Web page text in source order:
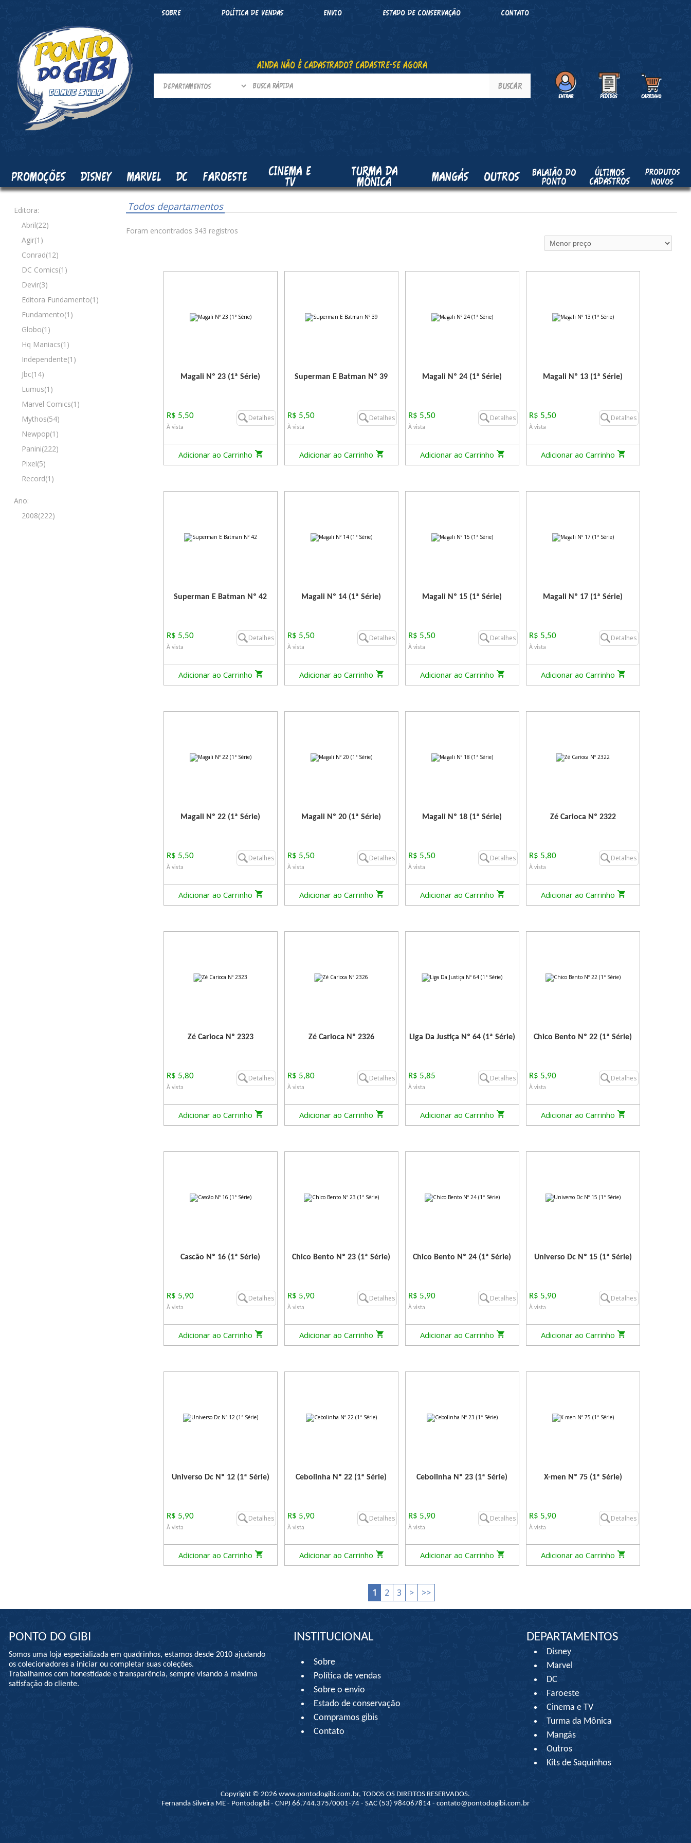
SOBRE POLÍTICA DE VENDAS ENVIO ESTADO DE CONSERVAÇÃO CONTATO
AINDA NÃO É CADASTRADO? CADASTRE-SE AGORA
PROMOÇÕES DISNEY MARVEL DC FAROESTE CINEMA E
TV
TURMA DA
MÔNICA MANGÁS OUTROS BALAIÃO DO
PONTO
ÚLTIMOS
CADASTROS
PRODUTOS
NOVOS
Editora:
Abril(22)
Agir(1)
Conrad(12)
DC Comics(1)
Devir(3)
Editora Fundamento(1)
Fundamento(1)
Globo(1)
Hq Maniacs(1)
Independente(1)
Jbc(14)
Lumus(1)
Marvel Comics(1)
Mythos(54)
Newpop(1)
Panini(222)
Pixel(5)
Record(1)
Ano:
2008(222)
Todos departamentos
Foram encontrados 343 registros
Magali Nº 23 (1ª Série)
R$ 5,50
À vista
Detalhes
Adicionar ao Carrinho
Superman E Batman Nº 39
R$ 5,50
À vista
Detalhes
Adicionar ao Carrinho
Magali Nº 24 (1ª Série)
R$ 5,50
À vista
Detalhes
Adicionar ao Carrinho
Magali Nº 13 (1ª Série)
R$ 5,50
À vista
Detalhes
Adicionar ao Carrinho
Superman E Batman Nº 42
R$ 5,50
À vista
Detalhes
Adicionar ao Carrinho
Magali Nº 14 (1ª Série)
R$ 5,50
À vista
Detalhes
Adicionar ao Carrinho
Magali Nº 15 (1ª Série)
R$ 5,50
À vista
Detalhes
Adicionar ao Carrinho
Magali Nº 17 (1ª Série)
R$ 5,50
À vista
Detalhes
Adicionar ao Carrinho
Magali Nº 22 (1ª Série)
R$ 5,50
À vista
Detalhes
Adicionar ao Carrinho
Magali Nº 20 (1ª Série)
R$ 5,50
À vista
Detalhes
Adicionar ao Carrinho
Magali Nº 18 (1ª Série)
R$ 5,50
À vista
Detalhes
Adicionar ao Carrinho
Zé Carioca Nº 2322
R$ 5,80
À vista
Detalhes
Adicionar ao Carrinho
Zé Carioca Nº 2323
R$ 5,80
À vista
Detalhes
Adicionar ao Carrinho
Zé Carioca Nº 2326
R$ 5,80
À vista
Detalhes
Adicionar ao Carrinho
Liga Da Justiça Nº 64 (1ª Série)
R$ 5,85
À vista
Detalhes
Adicionar ao Carrinho
Chico Bento Nº 22 (1ª Série)
R$ 5,90
À vista
Detalhes
Adicionar ao Carrinho
Cascão Nº 16 (1ª Série)
R$ 5,90
À vista
Detalhes
Adicionar ao Carrinho
Chico Bento Nº 23 (1ª Série)
R$ 5,90
À vista
Detalhes
Adicionar ao Carrinho
Chico Bento Nº 24 (1ª Série)
R$ 5,90
À vista
Detalhes
Adicionar ao Carrinho
Universo Dc Nº 15 (1ª Série)
R$ 5,90
À vista
Detalhes
Adicionar ao Carrinho
Universo Dc Nº 12 (1ª Série)
R$ 5,90
À vista
Detalhes
Adicionar ao Carrinho
Cebolinha Nº 22 (1ª Série)
R$ 5,90
À vista
Detalhes
Adicionar ao Carrinho
Cebolinha Nº 23 (1ª Série)
R$ 5,90
À vista
Detalhes
Adicionar ao Carrinho
X-men Nº 75 (1ª Série)
R$ 5,90
À vista
Detalhes
Adicionar ao Carrinho
1 2 3 > >>
PONTO DO GIBI
Somos uma loja especializada em quadrinhos, estamos desde 2010 ajudando
os colecionadores a iniciar ou completar suas coleções.
Trabalhamos com honestidade e transparência, sempre visando à máxima
satisfação do cliente.
INSTITUCIONAL
Sobre
Política de vendas
Sobre o envio
Estado de conservação
Compramos gibis
Contato
DEPARTAMENTOS
Disney
Marvel
DC
Faroeste
Cinema e TV
Turma da Mônica
Mangás
Outros
Kits de Saquinhos
Copyright © 2026 www.pontodogibi.com.br, TODOS OS DIREITOS RESERVADOS.
Fernanda Silveira ME - Pontodogibi - CNPJ 66.744.375/0001-74 - SAC (53) 984067814 - contato@pontodogibi.com.br